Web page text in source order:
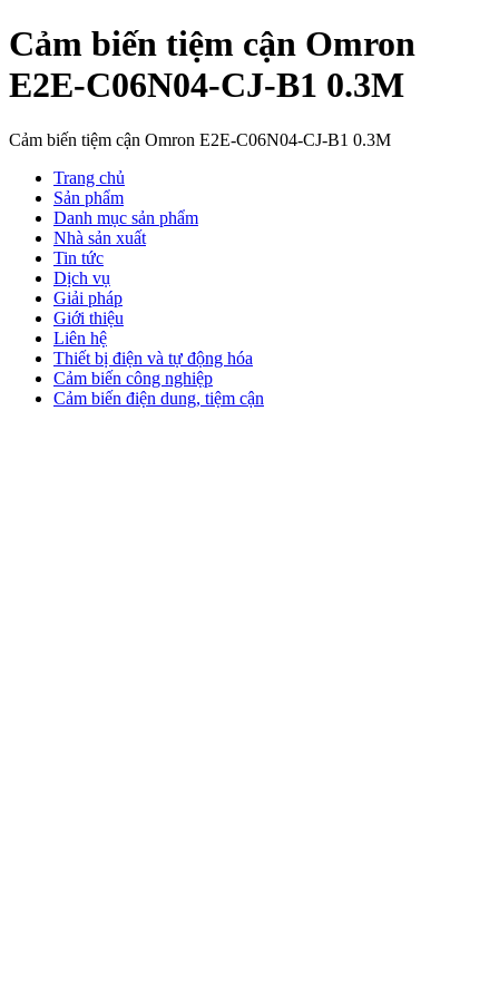
Cảm biến tiệm cận Omron
E2E-C06N04-CJ-B1 0.3M
Cảm biến tiệm cận Omron E2E-C06N04-CJ-B1 0.3M
Trang chủ
Sản phẩm
Danh mục sản phẩm
Nhà sản xuất
Tin tức
Dịch vụ
Giải pháp
Giới thiệu
Liên hệ
Thiết bị điện và tự động hóa
Cảm biến công nghiệp
Cảm biến điện dung, tiệm cận